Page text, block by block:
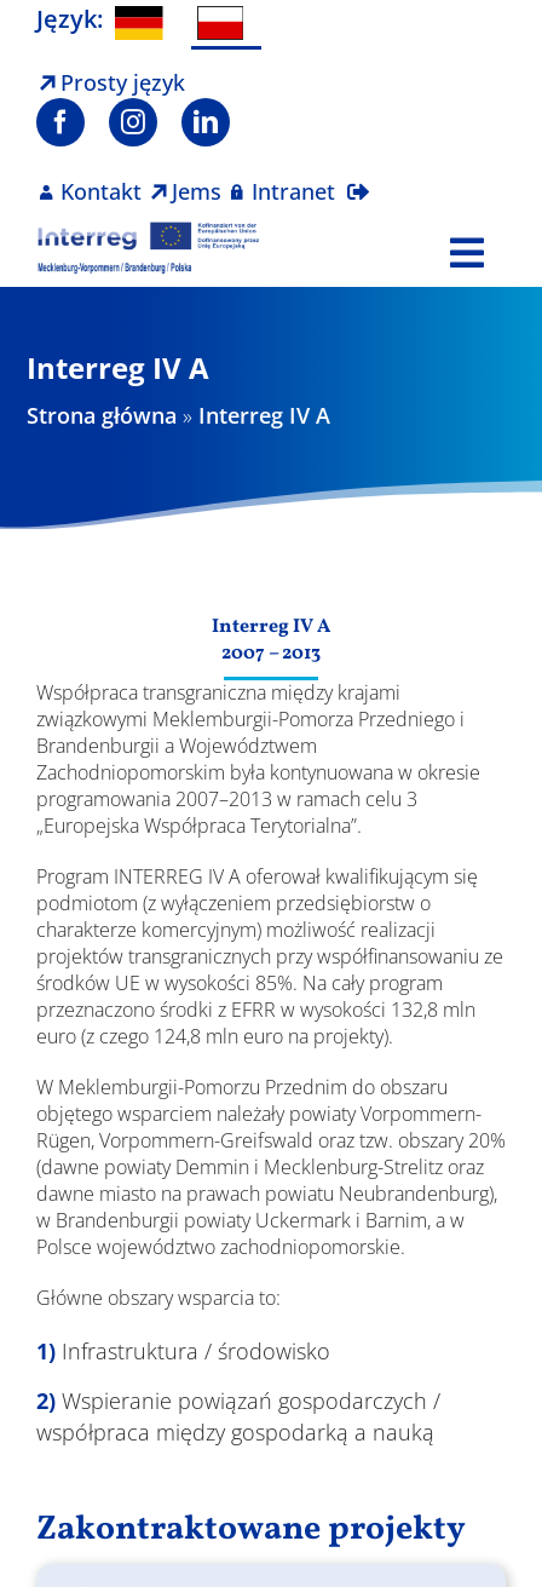
Skip
content
Język:
Prosty język
Kontakt Jems Intranet
Projekty
Interreg IV A
Strona główna » Interreg IV A
Interreg IV A
2007 – 2013
Współpraca transgraniczna między krajami
związkowymi Meklemburgii-Pomorza Przedniego i
Brandenburgii a Województwem
Zachodniopomorskim była kontynuowana w okresie
programowania 2007–2013 w ramach celu 3
„Europejska Współpraca Terytorialna”.
Program INTERREG IV A oferował kwalifikującym się
podmiotom (z wyłączeniem przedsiębiorstw o
charakterze komercyjnym) możliwość realizacji
projektów transgranicznych przy współfinansowaniu ze
środków UE w wysokości 85%. Na cały program
przeznaczono środki z EFRR w wysokości 132,8 mln
euro (z czego 124,8 mln euro na projekty).
W Meklemburgii-Pomorzu Przednim do obszaru
objętego wsparciem należały powiaty Vorpommern-
Rügen, Vorpommern-Greifswald oraz tzw. obszary 20%
(dawne powiaty Demmin i Mecklenburg-Strelitz oraz
dawne miasto na prawach powiatu Neubrandenburg),
w Brandenburgii powiaty Uckermark i Barnim, a w
Polsce województwo zachodniopomorskie.
Główne obszary wsparcia to:
Infrastruktura / środowisko
Wspieranie powiązań gospodarczych /
współpraca między gospodarką a nauką
Zakontraktowane projekty